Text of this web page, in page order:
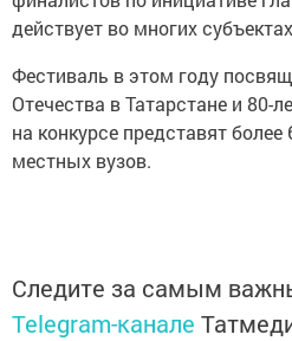
действует во многих
Фестиваль в этом году
Отечества в Татарстане и 80-
на конкурсе представят более
местных вузов.
Следите за самым
Telegram-канале